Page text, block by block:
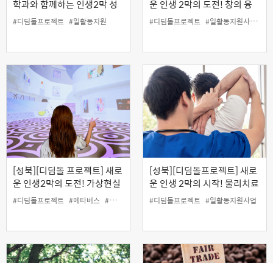
학과와 함께하는 인생2막 성
공스토리 (전기자동차의 미래
와 투자)
#디딤돌프로젝트 #일활동지원
운 인생 2막의 도전! 창의 융
합 코딩메이커 (블록 코딩+ 댄
싱봇)
#디딤돌프로젝트 #일활동지원사업
[성북][디딤돌 프로젝트] 새로
운 인생2막의 도전! 가상현실
의 세계! 메타버스로 디지털콘
텐츠 제작하기
#디딤돌프로젝트 #메타버스 #일활동지원사업
[성북][디딤돌프로젝트] 새로
운 인생 2막의 시작! 물리치료
사와 함께하는 맞춤형 스트레
#디딤돌프로젝트 #일활동지원사업